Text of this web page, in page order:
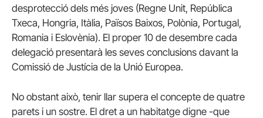
desprotecció dels més joves (Regne Unit, República
Txeca, Hongria, Itàlia, Països Baixos, Polònia, Portugal,
Romania i Eslovènia). El proper 10 de desembre cada
delegació presentarà les seves conclusions davant la
Comissió de Justícia de la Unió Europea.
No obstant això, tenir llar supera el concepte de quatre
parets i un sostre. El dret a un habitatge digne -que